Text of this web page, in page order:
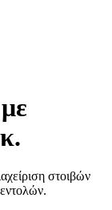
στοιβών